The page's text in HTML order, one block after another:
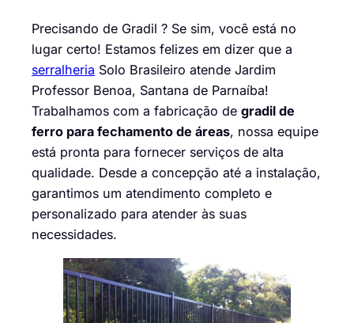
Precisando de Gradil ? Se sim, você está no
lugar certo! Estamos felizes em dizer que a
serralheria Solo Brasileiro atende Jardim
Professor Benoa, Santana de Parnaíba!
Trabalhamos com a fabricação de gradil de
ferro para fechamento de áreas, nossa equipe
está pronta para fornecer serviços de alta
qualidade. Desde a concepção até a instalação,
garantimos um atendimento completo e
personalizado para atender às suas
necessidades.